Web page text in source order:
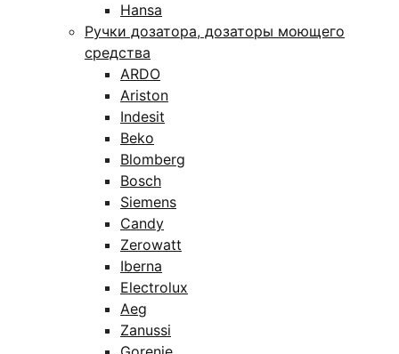
Hansa
Ручки дозатора, дозаторы моющего
средства
ARDO
Ariston
Indesit
Beko
Blomberg
Bosch
Siemens
Candy
Zerowatt
Iberna
Electrolux
Aeg
Zanussi